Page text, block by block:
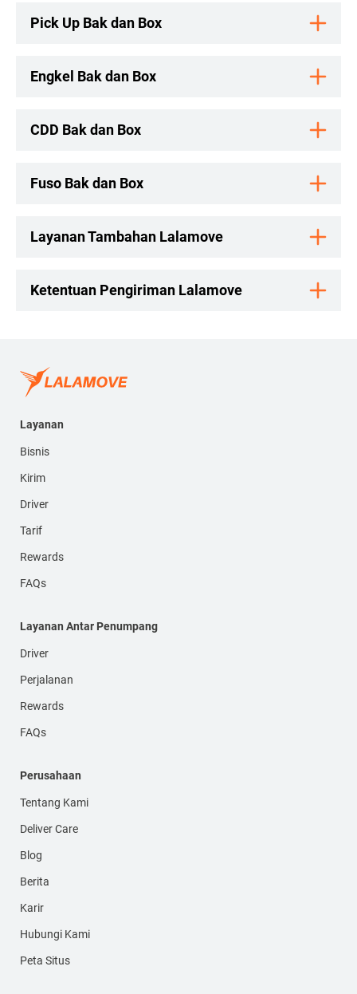
Pick Up Bak dan Box
Engkel Bak dan Box
CDD Bak dan Box
Fuso Bak dan Box
Layanan Tambahan Lalamove
Ketentuan Pengiriman Lalamove
Layanan
Bisnis
Kirim
Driver
Tarif
Rewards
FAQs
Layanan Antar Penumpang
Driver
Perjalanan
Rewards
FAQs
Perusahaan
Tentang Kami
Deliver Care
Blog
Berita
Karir
Hubungi Kami
Peta Situs